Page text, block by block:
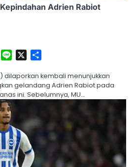
Adrien Rabiot
SkypeLine
dilaporkan kembali menunjukkan
gelandang Adrien Rabiot pada
ini​. Sebelumnya, MU…